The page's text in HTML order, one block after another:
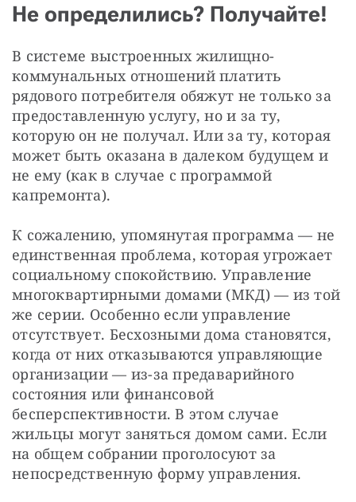
Не определились? Получайте!
В системе выстроенных жилищно-
коммунальных отношений платить
рядового потребителя обяжут не только за
предоставленную услугу, но и за ту,
которую он не получал. Или за ту, которая
может быть оказана в далеком будущем и
не ему (как в случае с программой
капремонта).
К сожалению, упомянутая программа — не
единственная проблема, которая угрожает
социальному спокойствию. Управление
многоквартирными домами (МКД) — из той
же серии. Особенно если управление
отсутствует. Бесхозными дома становятся,
когда от них отказываются управляющие
организации — из-за предаварийного
состояния или финансовой
бесперспективности. В этом случае
жильцы могут заняться домом сами. Если
на общем собрании проголосуют за
непосредственную форму управления.